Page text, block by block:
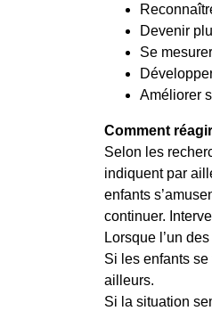
Devenir
Se
Améliorer
Comment réagir
Selon les
indiquent par
enfants
continuer.
Lorsque l’un
Si les enfants
ailleurs.
Si la situation